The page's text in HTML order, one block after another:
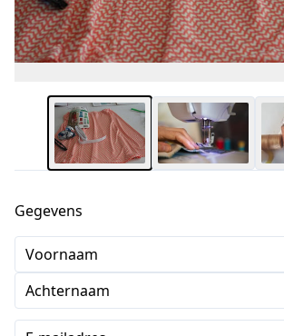
Gegevens
Voornaam
Achternaam